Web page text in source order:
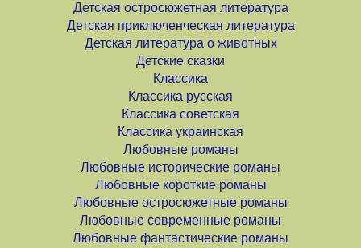
Детская остросюжетная литература
Детская приключенческая литература
Детская литература о животных
Детские сказки
Классика
Классика русская
Классика советская
Классика украинская
Любовные романы
Любовные исторические романы
Любовные короткие романы
Любовные остросюжетные романы
Любовные современные романы
Любовные фантастические романы